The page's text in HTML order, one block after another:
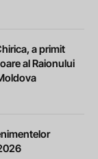
a primit
al Raionului